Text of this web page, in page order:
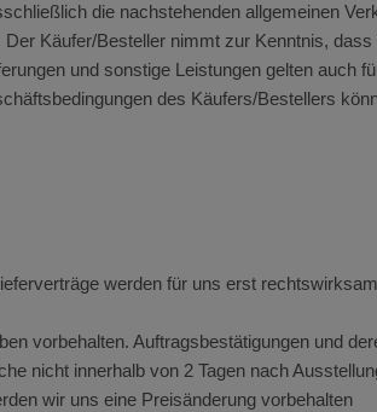
die nachstehenden allgemeinen
Käufer/Besteller nimmt zur Kenntnis,
und sonstige Leistungen gelten auch
des Käufers/Bestellers
werden für uns erst
vorbehalten. Auftragsbestätigungen und
nicht innerhalb von 2 Tagen nach
wir uns eine Preisänderung vorbehalten